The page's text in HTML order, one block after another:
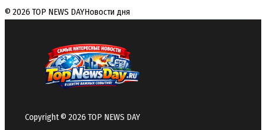
© 2026 TOP NEWS DAYНовости дня
Copyright © 2026 TOP NEWS DAY